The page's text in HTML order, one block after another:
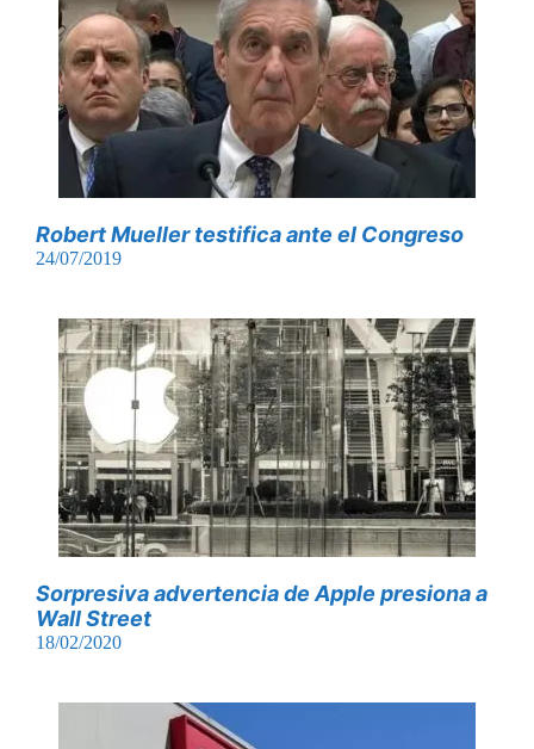
Robert Mueller testifica ante el Congreso
24/07/2019
Sorpresiva advertencia de Apple presiona a
Wall Street
18/02/2020